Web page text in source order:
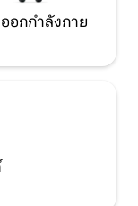
อกกำลังกาย